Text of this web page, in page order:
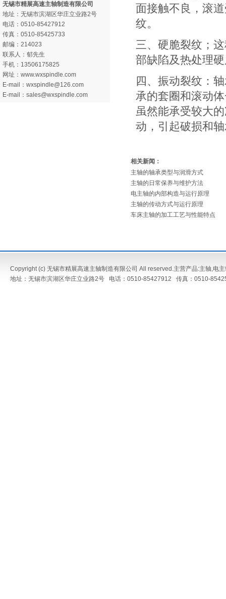
无锡市精展高速主轴制造有限公司
地址：无锡市滨湖区华庄立业路2号
电话：0510-85427912
传真：0510-85425733
邮编：214023
联系人：郁先生
手机：13506175825
网址：www.wxspindle.com
E-mail：wxspindle@126.com
E-mail：sales@wxspindle.com
面接触不良，滚
纹。
三、硬脆裂纹；
部缺陷及热处理
四、振动裂纹：
承的套圈和滚动
虽然能承受较大
动，引起破损和
相关新闻：
主轴的轴承类型与润滑方式
主轴的日常保养与维护方法
电主轴的内部构造与运行原理
主轴的传动方式与运行原理
车床主轴的加工工艺与性能特点
Copyright (c) 无锡市精展高速主轴制造有限公司 All reserved.主营产品:主轴,电
地址：无锡市滨湖区华庄立业路2号 电话：0510-85427912 传真：0510-